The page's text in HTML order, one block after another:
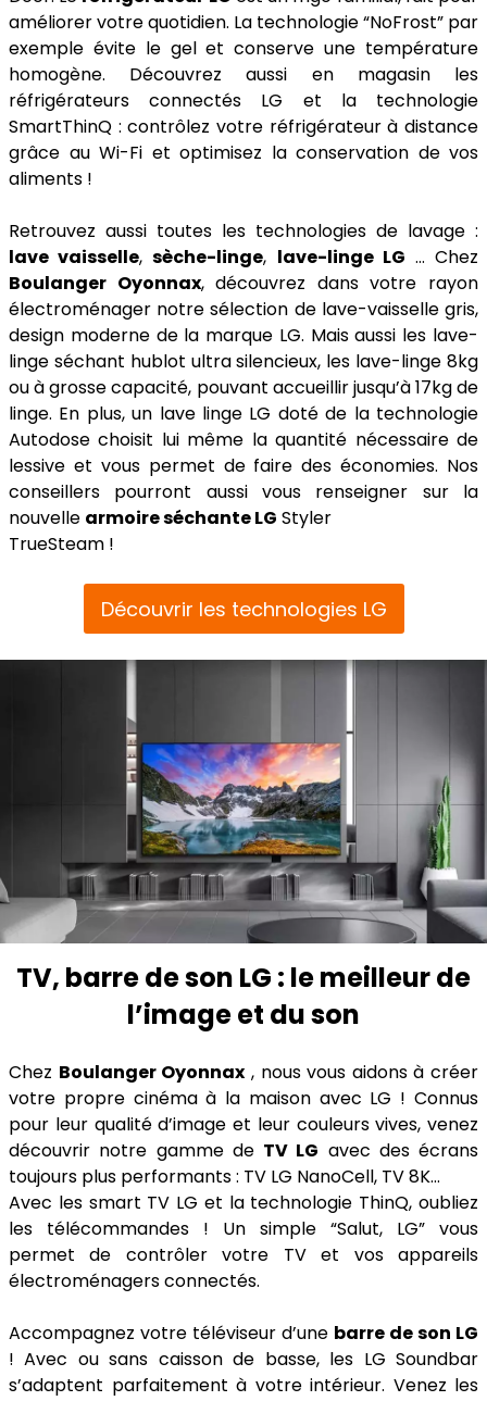
améliorer votre quotidien. La technologie “NoFrost” par
exemple évite le gel et conserve une température
homogène. Découvrez aussi en magasin les
réfrigérateurs connectés LG et la technologie
SmartThinQ : contrôlez votre réfrigérateur à distance
grâce au Wi-Fi et optimisez la conservation de vos
aliments !
Retrouvez aussi toutes les technologies de lavage :
lave vaisselle,sèche-linge, lave-linge LG … Chez
Boulanger Oyonnax, découvrez dans votre rayon
électroménager notre sélection de lave-vaisselle gris,
design moderne de la marque LG. Mais aussi les lave-
linge séchant hublot ultra silencieux, les lave-linge 8kg
ou à grosse capacité, pouvant accueillir jusqu’à 17kg de
linge. En plus, un lave linge LG doté de la technologie
Autodose choisit lui même la quantité nécessaire de
lessive et vous permet de faire des économies. Nos
conseillers pourront aussi vous renseigner sur la
nouvelle armoire séchante LG Styler
TrueSteam !
Découvrir les technologies LG
TV, barre de son LG : le meilleur de
l’image et du son
Chez Boulanger Oyonnax , nous vous aidons à créer
votre propre cinéma à la maison avec LG ! Connus
pour leur qualité d’image et leur couleurs vives, venez
découvrir notre gamme de TV LG avec des écrans
toujours plus performants : TV LG NanoCell, TV 8K…
Avec les smart TV LG et la technologie ThinQ, oubliez
les télécommandes ! Un simple “Salut, LG” vous
permet de contrôler votre TV et vos appareils
électroménagers connectés.
Accompagnez votre téléviseur d’une barre de son LG
! Avec ou sans caisson de basse, les LG Soundbar
s’adaptent parfaitement à votre intérieur. Venez les